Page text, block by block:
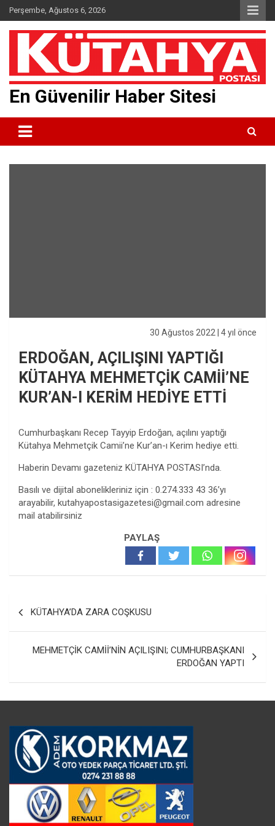
Skip
to
content
Perşembe, Ağustos 6, 2026
En Güvenilir Haber Sitesi
30 Ağustos 2022 | 4 yıl önce
ERDOĞAN, AÇILIŞINI YAPTIĞI
KÜTAHYA MEHMETÇİK CAMİİ’NE
KUR’AN-I KERİM HEDİYE ETTİ
Cumhurbaşkanı Recep Tayyip Erdoğan, açılını yaptığı
Kütahya Mehmetçik Camii’ne Kur’an-ı Kerim hediye etti.
Haberin Devamı gazeteniz KÜTAHYA POSTASI’nda.
Basılı ve dijital abonelikleriniz için : 0.274.333 43 36’yı
arayabilir, kutahyapostasigazetesi@gmail.com adresine
mail atabilirsiniz
PAYLAŞ
Yazı
KÜTAHYA’DA ZARA COŞKUSU
MEHMETÇİK CAMİİ’NİN AÇILIŞINI; CUMHURBAŞKANI
ERDOĞAN YAPTI